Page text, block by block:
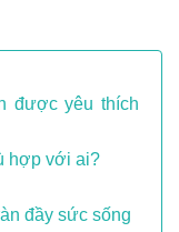
được yêu thích
hợp với ai?
đầy sức sống